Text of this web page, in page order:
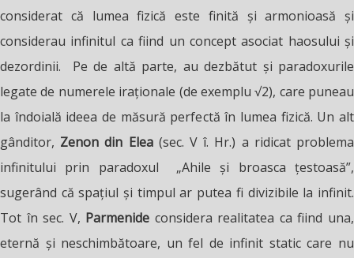
considerat că lumea fizică este finită și armonioasă și
considerau infinitul ca fiind un concept asociat haosului și
dezordinii. Pe de altă parte, au dezbătut și paradoxurile
legate de numerele iraționale (de exemplu √2), care puneau
la îndoială ideea de măsură perfectă în lumea fizică. Un alt
gânditor, Zenon din Elea(sec. V î. Hr.) a ridicat problema
infinitului prin paradoxul „Ahile și broasca țestoasă”,
sugerând că spațiul și timpul ar putea fi divizibile la infinit.
Tot în sec. V, Parmenide considera realitatea ca fiind una,
eternă și neschimbătoare, un fel de infinit static care nu